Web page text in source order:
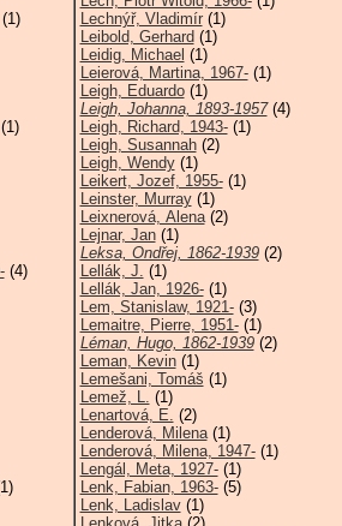
(4)
Lechnýř, Vladimír(1)
Leibold, Gerhard (1)
Leidig, Michael (1)
Leierová, Martina, 1967-(1)
Leigh, Eduardo(1)
Leigh, Johanna, 1893-1957(4)
Leigh, Richard, 1943-(1)
Leigh, Susannah(2)
Leigh, Wendy(1)
Leikert, Jozef, 1955-(1)
Leinster, Murray(1)
Leixnerová, Alena(2)
Lejnar, Jan(1)
Leksa, Ondřej, 1862-1939(2)
Lellák, J. (1)
Lellák, Jan, 1926-(1)
Lem, Stanislaw, 1921-(3)
Lemaitre, Pierre, 1951-(1)
Léman, Hugo, 1862-1939(2)
Leman, Kevin(1)
Lemešani, Tomáš (1)
Lemež, L. (1)
Lenartová, E. (2)
Lenderová, Milena(1)
Lenderová, Milena, 1947-(1)
Lengál, Meta, 1927-(1)
Lenk, Fabian, 1963-(5)
Lenk, Ladislav(1)